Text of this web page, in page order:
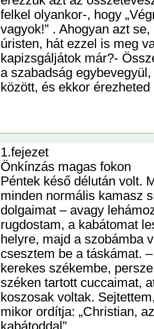
felkel olyankor-, hogy
vagyok!” . Ahogyan azt
úristen, hát ezzel is meg
kapizsgáljátok már?-
a szabadság
között, és ekkor
1.fejezet
Önkínzás magas fokon
Péntek késő délután volt.
minden normális kamasz
dolgaimat – avagy
rugdostam, a kabátomat
helyre, majd a szobámba
csesztem be a táskámat.
kerekes székembe,
széken tartott cuccaimat,
koszosak voltak.
mikor ordítja: „Christian,
kabátoddal”.